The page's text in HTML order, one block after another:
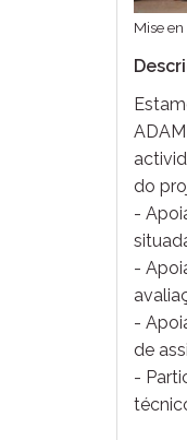
Mise
do
-
-
-
de
-